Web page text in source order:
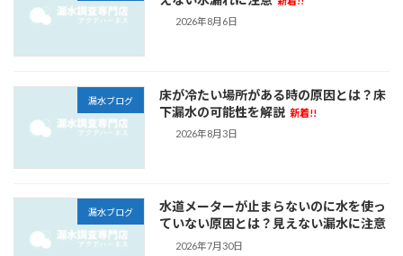
2026年8月6日
漏水ブログ
床が冷たい場所がある時の原因とは？床
下漏水の可能性を解説 新着!!
2026年8月3日
漏水ブログ
水道メーターが止まらないのに水を使っ
ていない原因とは？見えない漏水に注意
2026年7月30日